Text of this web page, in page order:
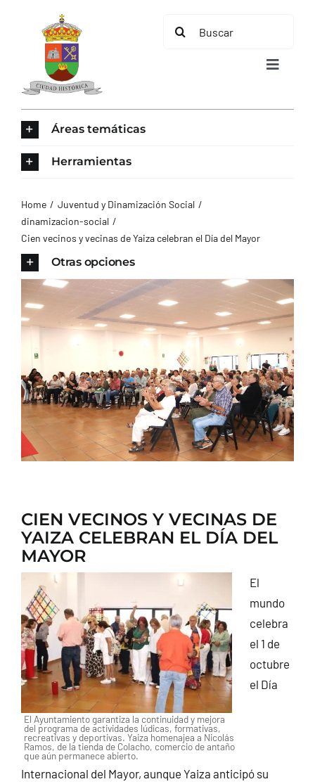
contenido
Buscar:
Toggle
AYUNTAMIENTO
TURISMO
Áreas temáticas
Herramientas
Home
Juventud y Dinamización Social
dinamizacion-social
Cien vecinos y vecinas de Yaiza celebran el Día del Mayor
Otras opciones
CIEN VECINOS Y VECINAS DE
YAIZA CELEBRAN EL DÍA DEL
MAYOR
El Ayuntamiento garantiza la continuidad y mejora
del programa de actividades lúdicas, formativas,
recreativas y deportivas. Yaiza homenajea a Nicolás
Ramos, de la tienda de Colacho, comercio de antaño
que aún permanece abierto.
El
mundo
celebra
el 1 de
octubre
el Día
Internacional del Mayor, aunque Yaiza anticipó su